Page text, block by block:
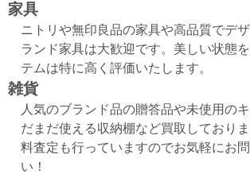
家具
ニトリや無印良品の家具や高品質でデ
ランド家具は大歓迎です。美しい状態
テムは特に高く評価いたします。
雑貨
人気のブランド品の贈答品や未使用の
だまだ使える収納棚など買取しており
料査定も行っていますのでお気軽にお
い！